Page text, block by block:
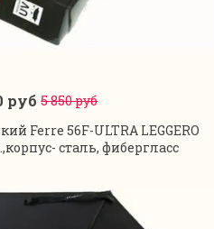
В корзину
руб5 850 руб
Ferre 56F-ULTRA LEGGERO
сталь, фибергласс